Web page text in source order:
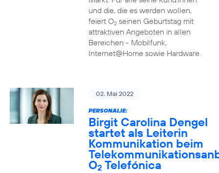
und die, die es werden wollen,
feiert O2seinen Geburtstag mit
attraktiven Angeboten in allen
Bereichen - Mobilfunk,
Internet@Home sowie Hardware.
02. Mai 2022
PERSONALIE:
Birgit Carolina Dengel
startet als Leiterin
Kommunikation beim
O2 Telefónica